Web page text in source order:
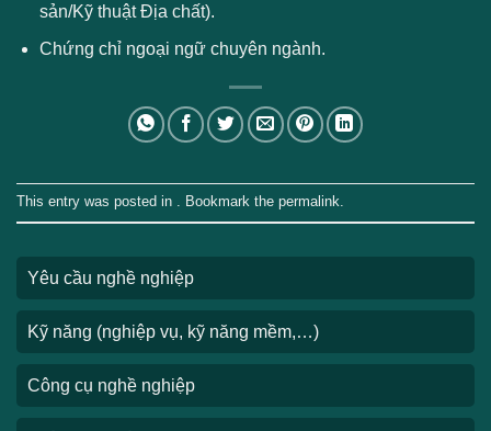
Yêu cầu nghề nghiệp
Kỹ năng (nghiệp vụ, kỹ năng mềm,…)
Công cụ nghề nghiệp
sản/Kỹ thuật Địa chất).
Chứng chỉ ngoại ngữ chuyên ngành.
This entry was posted in . Bookmark the permalink.